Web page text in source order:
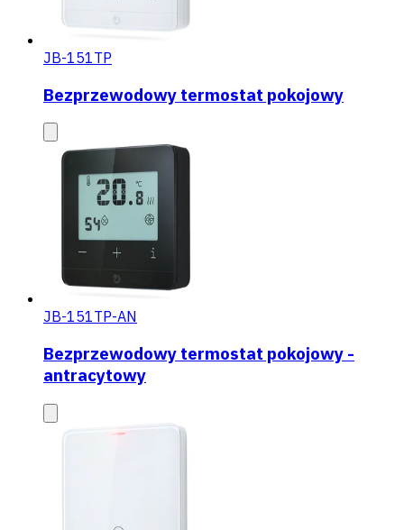
JB-151TP
Bezprzewodowy termostat pokojowy
JB-151TP-AN
Bezprzewodowy termostat pokojowy -
antracytowy